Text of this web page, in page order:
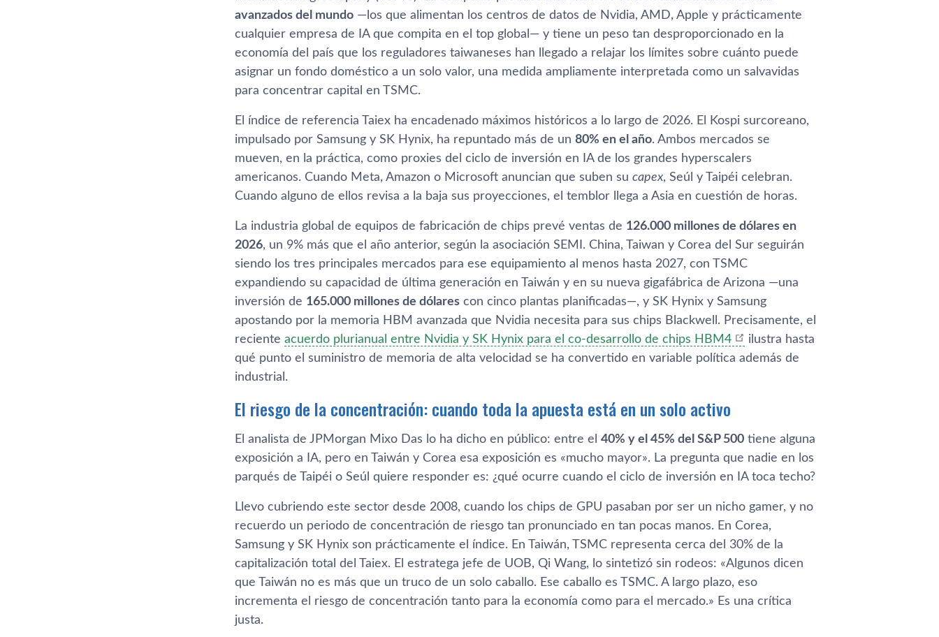
Manufacturing Company (TSMC). La compañía produce
más del 90% de los semiconductores más
avanzados del mundo
—los que alimentan los centros de datos de Nvidia, AMD, Apple y prácticamente
cualquier empresa de IA que compita en el top global— y tiene un peso tan desproporcionado en la
economía del país que los reguladores taiwaneses han llegado a relajar los límites sobre cuánto puede
asignar un fondo doméstico a un solo valor, una medida ampliamente interpretada como un salvavidas
El índice de referencia Taiex ha encadenado máximos históricos a lo largo de 2026. El Kospi surcoreano,
impulsado por Samsung y SK Hynix, ha repuntado más de un
80% en el año
. Ambos mercados se
mueven, en la práctica, como proxies del ciclo de inversión en IA de los grandes hyperscalers
americanos. Cuando Meta, Amazon o Microsoft anuncian que suben su
capex
, Seúl y Taipéi celebran.
La industria global de equipos de fabricación de chips prevé ventas de 126.000 millones de dólares en
2026, un 9% más que el año anterior, según la asociación SEMI. China, Taiwan y Corea del Sur seguirán
siendo los tres principales mercados para ese equipamiento al menos hasta 2027, con TSMC
expandiendo su capacidad de última generación en Taiwán y en su nueva gigafábrica de Arizona —una
inversión de
165.000 millones de dólarescon cinco plantas planificadas—, y SK Hynix y Samsung
apostando por la memoria HBM avanzada que Nvidia necesita para sus chips Blackwell. Precisamente, el
recienteacuerdo plurianual entre Nvidia y SK Hynix para el co-desarrollo de chips HBM4
ilustra hasta
qué punto el suministro de memoria de alta velocidad se ha convertido en variable política además de
El riesgo de la concentración: cuando toda la apuesta está en un solo activo
El analista de JPMorgan Mixo Das lo ha dicho en público: entre el 40% y el 45% del S&P 500
tiene alguna
exposición a IA, pero en Taiwán y Corea esa exposición es «mucho mayor». La pregunta que nadie en los
Llevo cubriendo este sector desde 2008, cuando los chips de GPU pasaban por ser un nicho gamer, y no
recuerdo un periodo de concentración de riesgo tan pronunciado en tan pocas manos. En Corea,
Samsung y SK Hynix son prácticamente el índice. En Taiwán, TSMC representa cerca del 30% de la
capitalización total del Taiex. El estratega jefe de UOB, Qi Wang, lo sintetizó sin rodeos: «Algunos dicen
que Taiwán no es más que un truco de un solo caballo. Ese caballo es TSMC. A largo plazo, eso
incrementa el riesgo de concentración tanto para la economía como para el mercado.» Es una crítica